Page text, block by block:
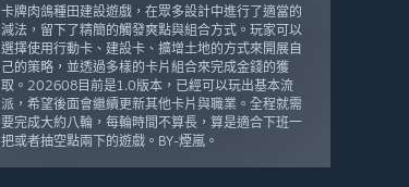
卡牌肉鴿種田建設遊戲，在眾多設計中進行了適當的
減法，留下了精簡的觸發爽點與組合方式。玩家可以
選擇使用行動卡、建設卡、擴增土地的方式來開展自
己的策略，並透過多樣的卡片組合來完成金錢的獲
取。202608目前是1.0版本，已經可以玩出基本流
派，希望後面會繼續更新其他卡片與職業。全程就需
要完成大約八輪，每輪時間不算長，算是適合下班一
把或者抽空點兩下的遊戲。BY-煙嵐。